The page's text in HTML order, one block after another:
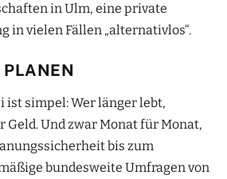
in Ulm, eine private
in vielen Fällen „alternativlos“.
ist simpel: Wer länger lebt,
Geld. Und zwar Monat für Monat,
bis zum
bundesweite Umfragen von